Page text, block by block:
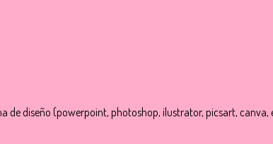
de diseño (powerpoint, photoshop, ilustrator, picsart, canva,